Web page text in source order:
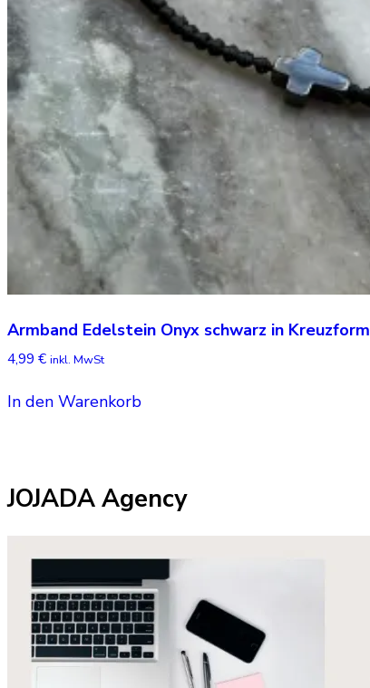
Armband Edelstein Onyx schwarz in Kreuzform
4,99 € inkl. MwSt
In den Warenkorb
JOJADA Agency